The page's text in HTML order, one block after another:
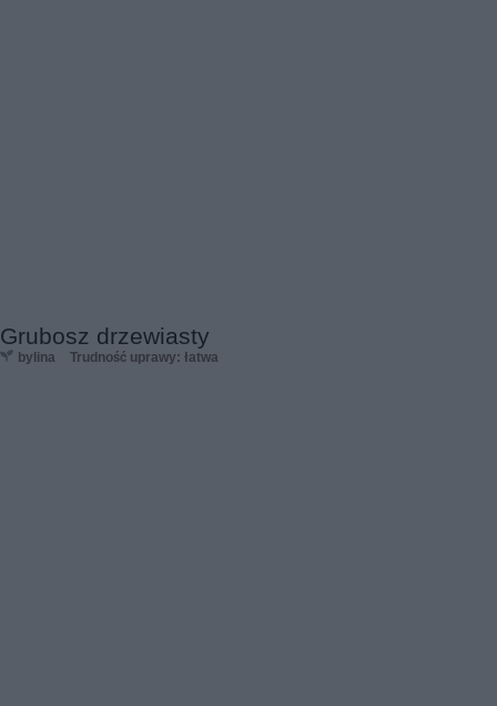
Grubosz drzewiasty
bylina Trudność uprawy: łatwa